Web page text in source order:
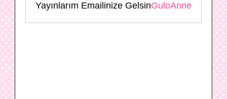
Yayınlarım Emailinize GelsinGuloAnne